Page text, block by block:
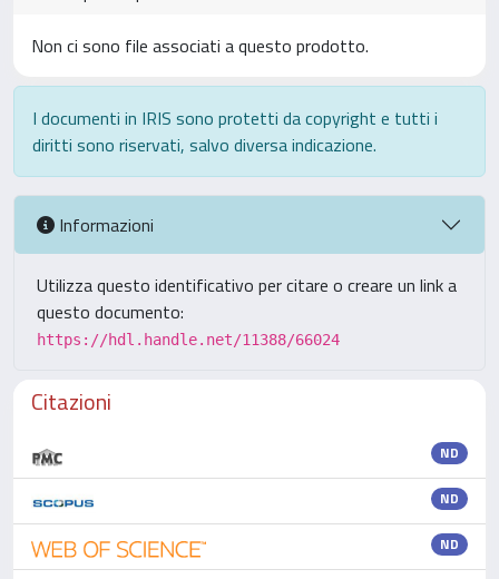
Non ci sono file associati a questo prodotto.
I documenti in IRIS sono protetti da copyright e tutti i
diritti sono riservati, salvo diversa indicazione.
Informazioni
Utilizza questo identificativo per citare o creare un link a
questo documento:
https://hdl.handle.net/11388/66024
Citazioni
ND
ND
ND